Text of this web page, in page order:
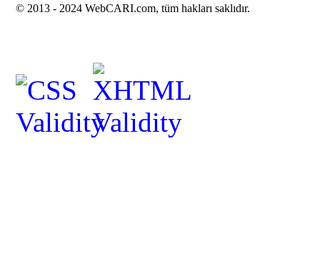
© 2013 - 2024 WebCARI.com, tüm hakları saklıdır.